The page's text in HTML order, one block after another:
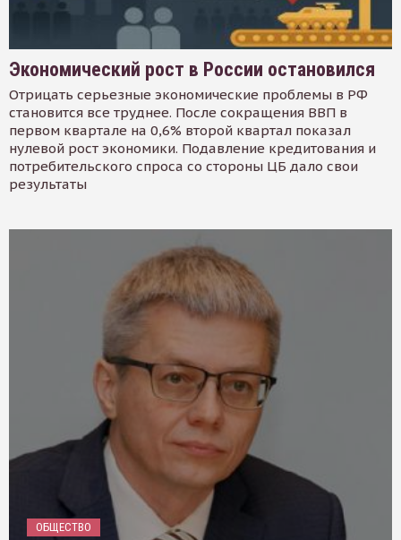
Экономический рост в России остановился
Отрицать серьезные экономические проблемы в РФ
становится все труднее. После сокращения ВВП в
первом квартале на 0,6% второй квартал показал
нулевой рост экономики. Подавление кредитования и
потребительского спроса со стороны ЦБ дало свои
результаты
ОБЩЕСТВО